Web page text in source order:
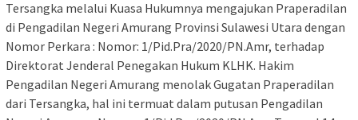
Tersangka melalui Kuasa Hukumnya mengajukan Praperadilan
di Pengadilan Negeri Amurang Provinsi Sulawesi Utara dengan
Nomor Perkara : Nomor: 1/Pid.Pra/2020/PN.Amr, terhadap
Direktorat Jenderal Penegakan Hukum KLHK. Hakim
Pengadilan Negeri Amurang menolak Gugatan Praperadilan
dari Tersangka, hal ini termuat dalam putusan Pengadilan